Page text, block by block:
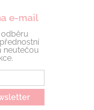
e-mail
neutečou